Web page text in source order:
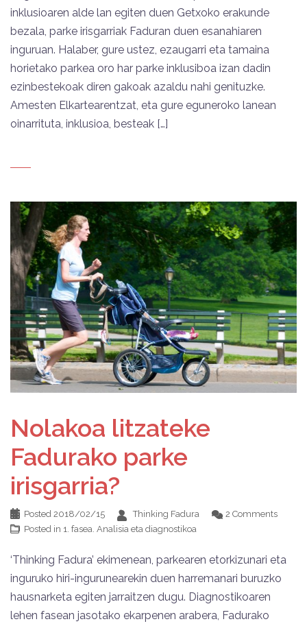
inklusioaren alde lan egiten duen Getxoko erakunde
bezala, parke irisgarriak Faduran duen esanahiaren
inguruan. Halaber, gure ustez, ezaugarri eta tamaina
horietako parkea oro har parke inklusiboa izan dadin
ezinbestekoak diren gakoak azaldu nahi genituzke.
Amesten Elkartearentzat, eta gure eguneroko lanean
oinarrituta, inklusioa, besteak […]
Nolakoa litzateke
Fadurako parke
irisgarria?
Posted 2018/02/15 Thinking Fadura
2 Comments
Posted in 1. fasea. Analisia eta diagnostikoa
‘Thinking Fadura’ ekimenean, parkearen etorkizunari eta
inguruko hiri-ingurunearekin duen harremanari buruzko
hausnarketa egiten jarraitzen dugu. Diagnostikoaren
lehen fasean jasotako ekarpenen arabera, Fadurako